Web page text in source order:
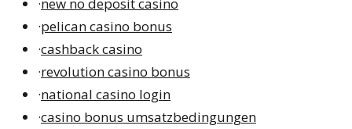
·pelican casino bonus
·cashback casino
·revolution casino bonus
·national casino login
·casino bonus umsatzbedingungen